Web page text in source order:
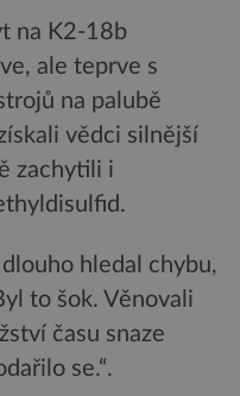
na K2-18b
ale teprve s
na palubě
vědci silnější
zachytili i
hledal chybu,
to šok. Věnovali
času snaze
se.“.